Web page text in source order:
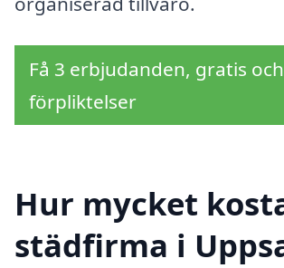
Få 3 erbjudanden, gratis
förpliktelser
Hur mycket
städfirma i